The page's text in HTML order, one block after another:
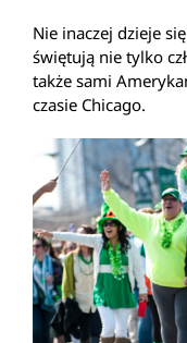
Nie inaczej dzieje
świętują nie tylko
także sami
czasie Chicago.